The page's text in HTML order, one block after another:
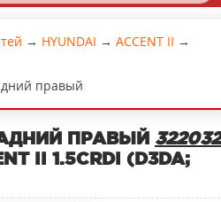
→ HYUNDAI → ACCENT II →
правый
ПРАВЫЙ 322032
II 1.5CRDI (D3DA;